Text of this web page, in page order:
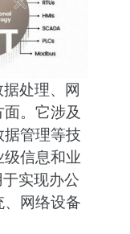
处理、网
。它涉及
管理等技
信息和业
实现办公
、网络设备